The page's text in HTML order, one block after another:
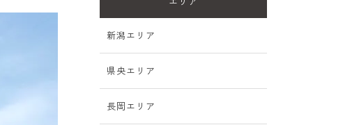
新潟エリア
県央エリア
長岡エリア